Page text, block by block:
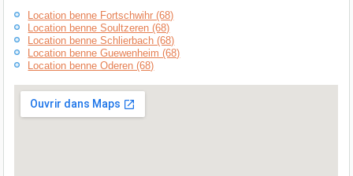
Location benne Fortschwihr (68)
Location benne Soultzeren (68)
Location benne Schlierbach (68)
Location benne Guewenheim (68)
Location benne Oderen (68)